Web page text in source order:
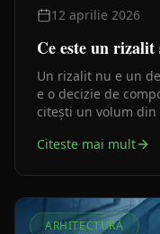
12 aprilie 2026
Ce este un
Un rizalit nu e un
e o decizie de
citești un volum din
Citeste mai mult
ARHITECTURĂ